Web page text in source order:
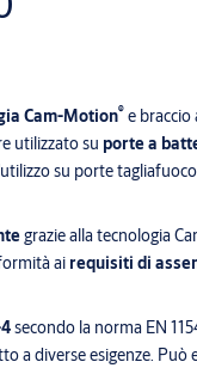
Cam-Motion® e braccio
utilizzato su porte a
su porte
grazie alla tecnologia
ai requisiti di
secondo la norma EN
a diverse esigenze. Può